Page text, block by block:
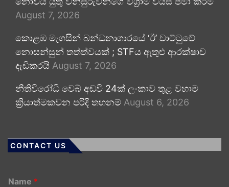
August 7, 2026
කොළඹ මැගසින් බන්ධනාගාරයේ ‘ඊ’ වාට්ටුවේ
නොසන්සුන් තත්ත්වයක් ; STFය ඇතුළු ආරක්ෂාව
දැඩිකරයි August 7, 2026
නීතිවිරෝධී වෙබ් අඩවි 24ක් ලංකාව තුළ වහාම
ක්‍රියාත්මකවන පරිදි තහනම් August 6, 2026
CONTACT US
Name *